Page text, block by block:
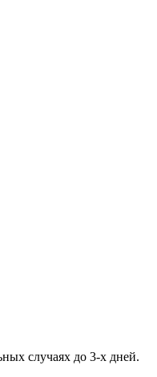
случаях до 3-х дней.